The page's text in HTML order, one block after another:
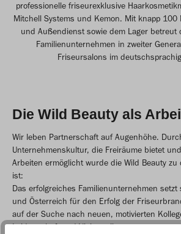
professionelle friseurexklusive
Mitchell Systems und Kemon. Mit knapp
und Außendienst sowie dem Lager betreut
Familienunternehmen in zweiter
Friseursalons im
Die Wild Beauty als
Wir leben Partnerschaft auf Augenhöhe.
Unternehmenskultur, die Freiräume bietet
Arbeiten ermöglicht wurde die Wild Beauty
ist:
Das erfolgreiches Familienunternehmen
und Österreich für den Erfolg der
auf der Suche nach neuen, motivierten
Leidenschaft und Vision teilen.